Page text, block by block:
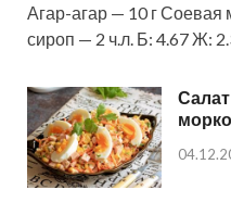
Агар-агар — 10 г Соевая
сироп — 2 ч.л. Б: 4.67 Ж: